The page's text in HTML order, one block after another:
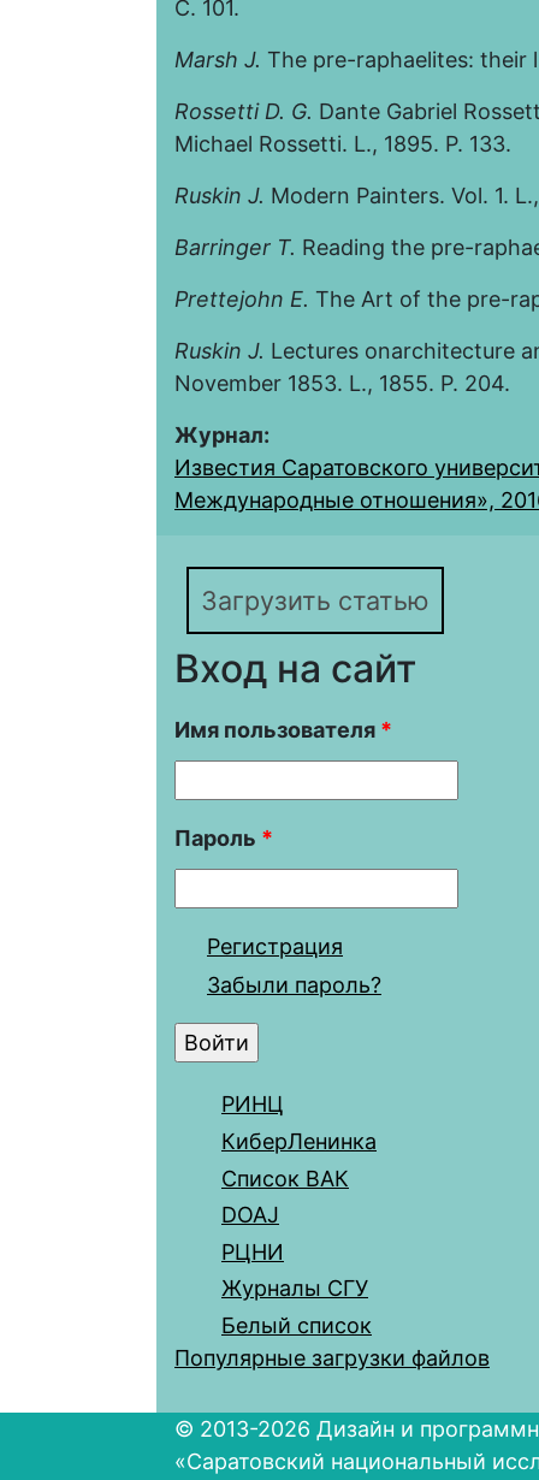
С. 101.
Marsh J. The pre-raphaelites: their
Rossetti D. G. Dante Gabriel
Michael Rossetti. L., 1895. P. 133.
Ruskin J. Modern Painters. Vol. 1.
Barringer T. Reading the pre-
Prettejohn E. The Art of the pre-
Ruskin J. Lectures onarchitecture
November 1853. L., 1855. P. 204.
Журнал:
Известия Саратовского
Международные отношения»,
Загрузить статью
Вход на сайт
Имя пользователя *
Пароль *
Регистрация
Забыли пароль?
РИНЦ
КиберЛенинка
Список ВАК
DOAJ
РЦНИ
Журналы СГУ
Белый список
Популярные загрузки файлов
© 2013-2026 Дизайн и
«Саратовский национальный